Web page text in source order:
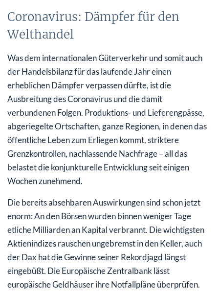
Coronavirus: Dämpfer für den
Welthandel
Was dem internationalen Güterverkehr und somit auch
der Handelsbilanz für das laufende Jahr einen
erheblichen Dämpfer verpassen dürfte, ist die
Ausbreitung des Coronavirus und die damit
verbundenen Folgen. Produktions- und Lieferengpässe,
abgeriegelte Ortschaften, ganze Regionen, in denen das
öffentliche Leben zum Erliegen kommt, striktere
Grenzkontrollen, nachlassende Nachfrage – all das
belastet die konjunkturelle Entwicklung seit einigen
Wochen zunehmend.
Die bereits absehbaren Auswirkungen sind schon jetzt
enorm: An den Börsen wurden binnen weniger Tage
etliche Milliarden an Kapital verbrannt. Die wichtigsten
Aktienindizes rauschen ungebremst in den Keller, auch
der Dax hat die Gewinne seiner Rekordjagd längst
eingebüßt. Die Europäische Zentralbank lässt
europäische Geldhäuser ihre Notfallpläne überprüfen.